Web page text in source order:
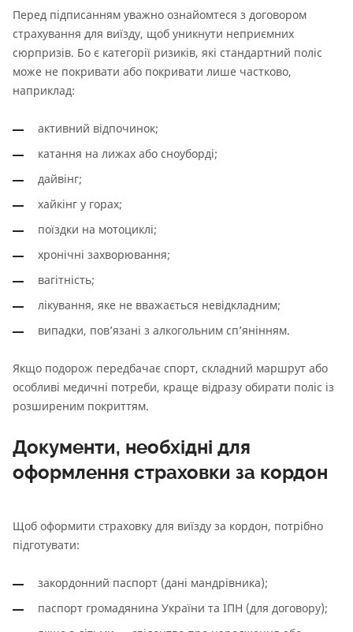
Перед підписанням уважно ознайомтеся з договором
страхування для виїзду, щоб уникнути неприємних
сюрпризів. Бо є категорії ризиків, які стандартний поліс
може не покривати або покривати лише частково,
наприклад:
активний відпочинок;
катання на лижах або сноуборді;
дайвінг;
хайкінг у горах;
поїздки на мотоциклі;
хронічні захворювання;
вагітність;
лікування, яке не вважається невідкладним;
випадки, пов’язані з алкогольним сп’янінням.
Якщо подорож передбачає спорт, складний маршрут або
особливі медичні потреби, краще відразу обирати поліс із
розширеним покриттям.
Документи, необхідні для
оформлення страховки за кордон
Щоб оформити страховку для виїзду за кордон, потрібно
підготувати:
закордонний паспорт (дані мандрівника);
паспорт громадянина України та ІПН (для договору);